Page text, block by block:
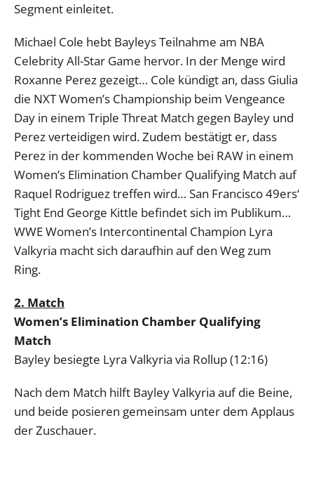
Segment einleitet.
Michael Cole hebt Bayleys Teilnahme am NBA
Celebrity All-Star Game hervor. In der Menge wird
Roxanne Perez gezeigt… Cole kündigt an, dass Giulia
die NXT Women’s Championship beim Vengeance
Day in einem Triple Threat Match gegen Bayley und
Perez verteidigen wird. Zudem bestätigt er, dass
Perez in der kommenden Woche bei RAW in einem
Women’s Elimination Chamber Qualifying Match auf
Raquel Rodriguez treffen wird… San Francisco 49ers‘
Tight End George Kittle befindet sich im Publikum…
WWE Women’s Intercontinental Champion Lyra
Valkyria macht sich daraufhin auf den Weg zum
Ring.
2. Match
Women’s Elimination Chamber Qualifying
Match
Bayley besiegte Lyra Valkyria via Rollup (12:16)
Nach dem Match hilft Bayley Valkyria auf die Beine,
und beide posieren gemeinsam unter dem Applaus
der Zuschauer.